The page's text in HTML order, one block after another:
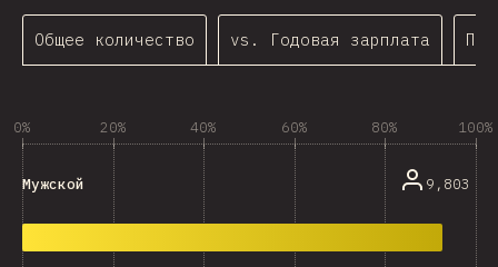
Общее количество vs. Годовая зарплата По
0% 20% 40% 60% 80% 100%
Мужской 9,803